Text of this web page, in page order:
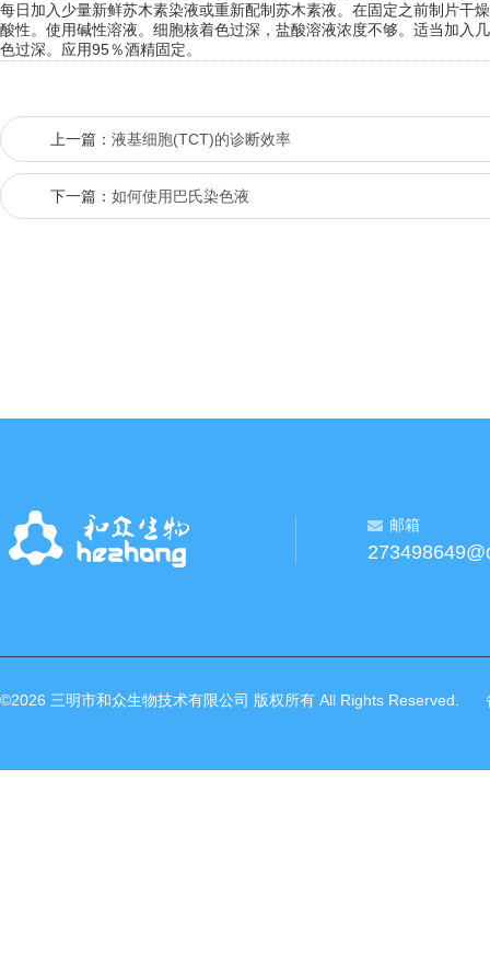
每日加入少量新鲜苏木素染液或重新配制苏木素液。在固定之前制片干
酸性。使用碱性溶液。细胞核着色过深，盐酸溶液浓度不够。适当加入
色过深。应用95％酒精固定。
上一篇： 液基细胞(TCT)的诊断效率
下一篇： 如何使用巴氏染色液
邮箱
©2026 三明市和众生物技术有限公司 版权所有 All Rights Reserved.